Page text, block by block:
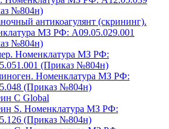
№804н)
антикоагулянт (скрининг).
МЗ РФ: A09.05.029.001
№804н)
Номенклатура МЗ РФ:
(Приказ №804н)
Номенклатура МЗ РФ:
(Приказ №804н)
C Global
S. Номенклатура МЗ РФ:
(Приказ №804н)